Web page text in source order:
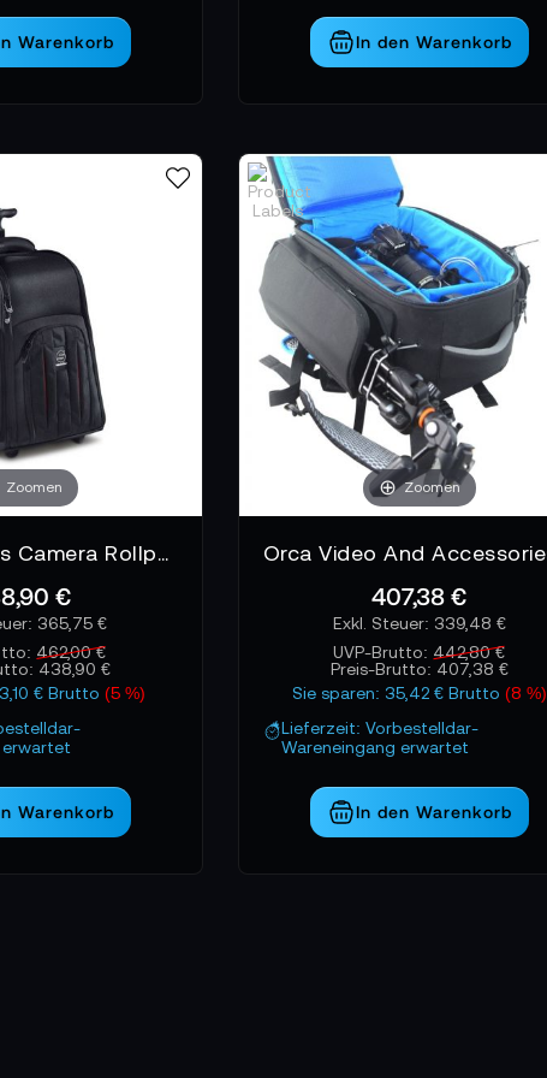
Warenkorb In den Warenkorb
Zoomen
Sachtler Bags Camera Rollpak Rucksack
€
365,75 €
462,00 €
438,90 €
€ Brutto (5 %)
erwartet
Warenkorb
Zoomen
407,38 €
339,48 €
UVP-Brutto: 442,80 €
Preis-Brutto: 407,38 €
Sie sparen: 35,42 € Brutto (8 %)
Lieferzeit: Vorbestelldar-
Wareneingang erwartet
In den Warenkorb